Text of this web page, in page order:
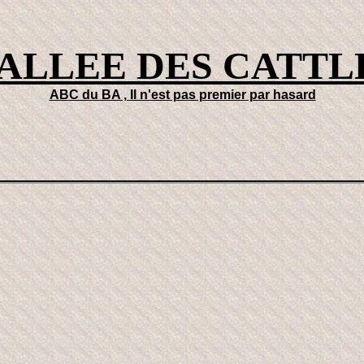
DES
ABC du BA , Il n'est pas premier par hasard